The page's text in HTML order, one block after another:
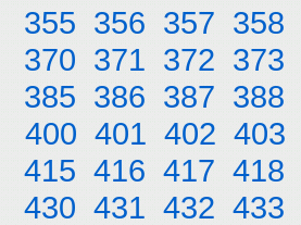
355 356 357 358
370 371 372 373
385 386 387 388
400 401 402 403
415 416 417 418
430 431 432 433